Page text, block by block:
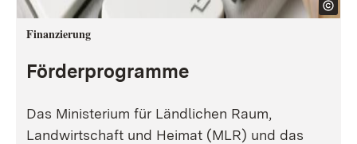
Finanzierung
Förderprogramme
Das Ministerium für Ländlichen Raum,
Landwirtschaft und Heimat (MLR) und das